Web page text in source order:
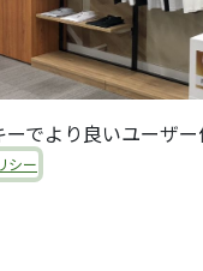
でより良いユーザ
シー